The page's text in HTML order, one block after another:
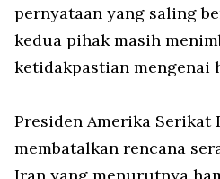
pernyataan yang saling
kedua pihak masih
ketidakpastian mengenai
Presiden Amerika Serikat
membatalkan rencana